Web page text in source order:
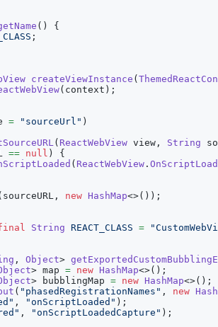
( )
{
;
createViewInstance (
( context ) ;
= "sourceUrl" )
( ReactWebView view , String
== null )
{
( ReactWebView .
sourceURL , new HashMap<>( ) ) ;
String REACT_CLASS =
, Object>
> map = new HashMap<>( ) ;
> bubblingMap = new HashMap<>( ) ;
( "phasedRegistrationNames" , new
, "onScriptLoaded" ) ;
, "onScriptLoadedCapture" ) ;